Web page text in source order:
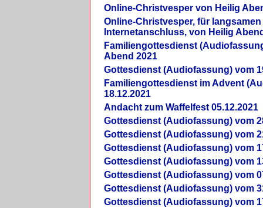
Online-Christvesper von Heilig
Online-Christvesper, für langsamen
Internetanschluss, von Heilig
Familiengottesdienst
Abend 2021
Gottesdienst (Audiofassung) vom
Familiengottesdienst im Advent
18.12.2021
Andacht zum Waffelfest 05.12.2021
Gottesdienst (Audiofassung) vom
Gottesdienst (Audiofassung) vom
Gottesdienst (Audiofassung) vom
Gottesdienst (Audiofassung) vom
Gottesdienst (Audiofassung) vom
Gottesdienst (Audiofassung) vom
Gottesdienst (Audiofassung) vom